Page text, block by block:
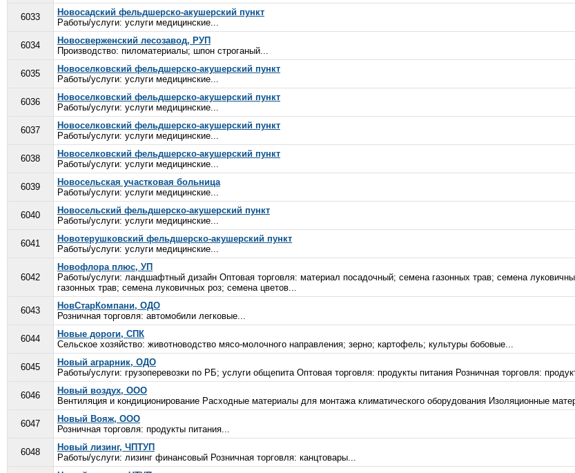
6033
Новосадский фельдшерско-акушерский пункт
Работы/услуги: услуги медицинские...
6034
Новосверженский лесозавод, РУП
Производство: пиломатериалы; шпон строганый...
6035
Новоселковский фельдшерско-акушерский пункт
Работы/услуги: услуги медицинские...
6036
Новоселковский фельдшерско-акушерский пункт
Работы/услуги: услуги медицинские...
6037
Новоселковский фельдшерско-акушерский пункт
Работы/услуги: услуги медицинские...
6038
Новоселковский фельдшерско-акушерский пункт
Работы/услуги: услуги медицинские...
6039
Новосельская участковая больница
Работы/услуги: услуги медицинские...
6040
Новосельский фельдшерско-акушерский пункт
Работы/услуги: услуги медицинские...
6041
Новотерушковский фельдшерско-акушерский пункт
Работы/услуги: услуги медицинские...
6042
Новофлора плюс, УП
Работы/услуги: ландшафтный дизайн Оптовая торговля: материал посадочный; семена газонных трав; семена
газонных трав; семена луковичных роз; семена цветов...
6043
НовСтарКомпани, ОДО
Розничная торговля: автомобили легковые...
6044
Новые дороги, СПК
Сельское хозяйство: животноводство мясо-молочного направления; зерно; картофель; культуры бобовые...
6045
Новый аграрник, ОДО
Работы/услуги: грузоперевозки по РБ; услуги общепита Оптовая торговля: продукты питания Розничная торговля:
6046
Новый воздух, ООО
Вентиляция и кондиционирование Расходные материалы для монтажа климатического оборудования Изоляционные
6047
Новый Вояж, ООО
Розничная торговля: продукты питания...
6048
Новый лизинг, ЧПТУП
Работы/услуги: лизинг финансовый Розничная торговля: канцтовары...